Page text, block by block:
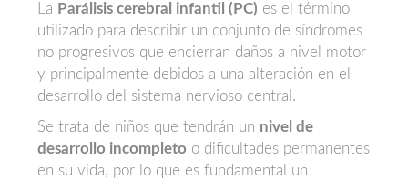
La Parálisis cerebral infantil (PC) es el término
utilizado para describir un conjunto de síndromes
no progresivos que encierran daños a nivel motor
y principalmente debidos a una alteración en el
desarrollo del sistema nervioso central.
Se trata de niños que tendrán un nivel de
desarrollo incompleto o dificultades permanentes
en su vida, por lo que es fundamental un